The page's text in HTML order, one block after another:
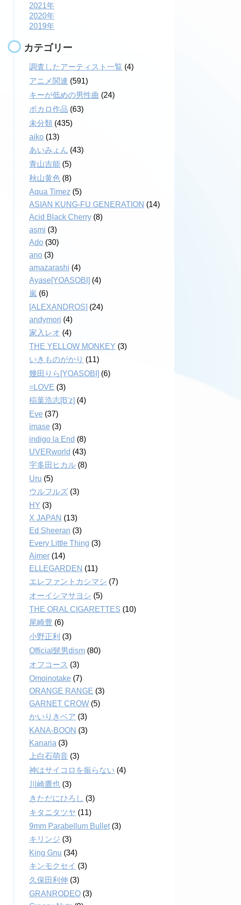
2021年
2020年
2019年
カテゴリー
調査したアーティスト一覧 (4)
アニメ関連 (591)
キーが低めの男性曲 (24)
ボカロ作品 (63)
未分類 (435)
aiko (13)
あいみょん (43)
青山吉能 (5)
秋山黄色 (8)
Aqua Timez (5)
ASIAN KUNG-FU GENERATION (14)
Acid Black Cherry (8)
asmi (3)
Ado (30)
ano (3)
amazarashi (4)
Ayase[YOASOBI] (4)
嵐 (6)
[ALEXANDROS] (24)
andymori (4)
家入レオ (4)
THE YELLOW MONKEY (3)
いきものがかり (11)
幾田りら[YOASOBI] (6)
=LOVE (3)
稲葉浩志[B'z] (4)
Eve (37)
imase (3)
indigo la End (8)
UVERworld (43)
宇多田ヒカル (8)
Uru (5)
ウルフルズ (3)
HY (3)
X JAPAN (13)
Ed Sheeran (3)
Every Little Thing (3)
Aimer (14)
ELLEGARDEN (11)
エレファントカシマシ (7)
オーイシマサヨシ (5)
THE ORAL CIGARETTES (10)
尾崎豊 (6)
小野正利 (3)
Official髭男dism (80)
オフコース (3)
Omoinotake (7)
ORANGE RANGE (3)
GARNET CROW (5)
かいりきベア (3)
KANA-BOON (3)
Kanaria (3)
上白石萌音 (3)
神はサイコロを振らない (4)
川崎鷹也 (3)
きただにひろし (3)
キタニタツヤ (11)
9mm Parabellum Bullet(3)
キリンジ (3)
King Gnu (34)
キンモクセイ (3)
久保田利伸 (3)
GRANRODEO (3)